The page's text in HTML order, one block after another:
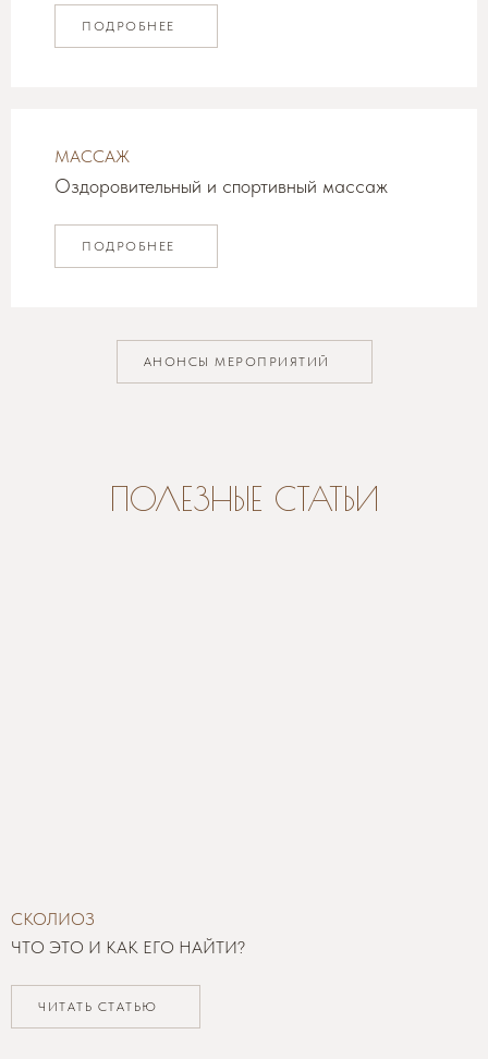
ПОДРОБНЕЕ
МАССАЖ
Оздоровительный и спортивный массаж
ПОДРОБНЕЕ
АНОНСЫ МЕРОПРИЯТИЙ
ПОЛЕЗНЫЕ СТАТЬИ
СКОЛИОЗ
ЧТО ЭТО И КАК ЕГО НАЙТИ?
ЧИТАТЬ СТАТЬЮ